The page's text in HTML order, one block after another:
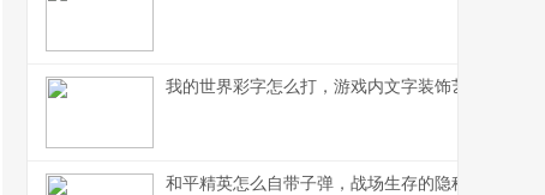
我的世界彩字怎么打，游戏内文字装饰艺术指南
和平精英怎么自带子弹，战场生存的隐秘法则